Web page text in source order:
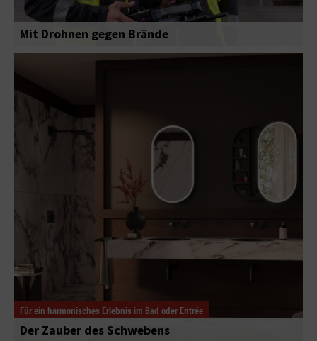
Mit Drohnen gegen Brände
Für ein harmonisches Erlebnis im Bad oder Entrée
Der Zauber des Schwebens